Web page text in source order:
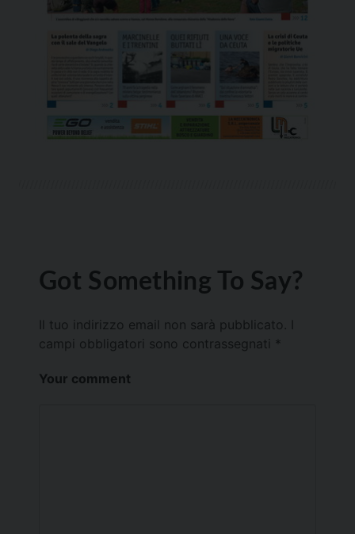
Got Something To Say?
Il tuo indirizzo email non sarà pubblicato.
campi obbligatori sono contrassegnati *
Your comment